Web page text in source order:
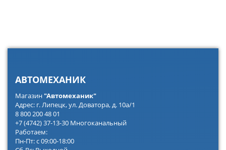
АВТОМЕХАНИК
Магазин"Автомеханик"
Адрес: г. Липецк, ул. Доватора, д. 10а/1
8 800 200 48 01
+7 (4742) 37-13-30 Многоканальный
Работаем:
Пн-Пт: с 09:00-18:00